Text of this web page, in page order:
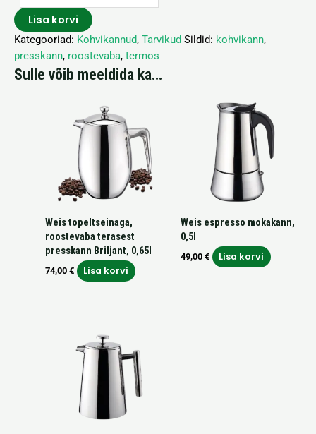
Lisa korvi
Kategooriad: Kohvikannud, Tarvikud Sildid: kohvikann,
presskann, roostevaba, termos
Sulle võib meeldida ka…
Weis topeltseinaga,
roostevaba terasest
presskann Briljant, 0,65l
74,00 € Lisa korvi
Weis espresso mokakann,
0,5l
49,00 € Lisa korvi